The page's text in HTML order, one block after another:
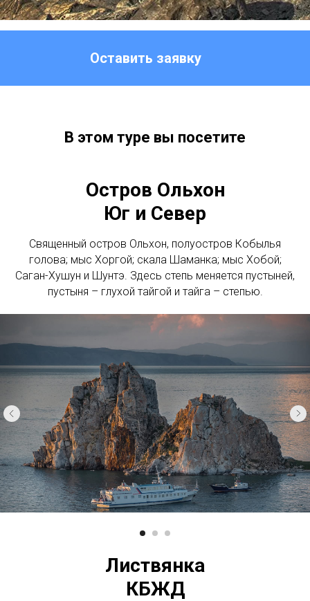
Оставить заявку
В этом туре вы посетите
Остров Ольхон
Юг и Север
Священный остров Ольхон, полуостров Кобылья
голова; мыс Хоргой; скала Шаманка; мыс Хобой;
Саган-Хушун и Шунтэ. Здесь степь меняется пустыней,
пустыня – глухой тайгой и тайга – степью.
Листвянка
КБЖД